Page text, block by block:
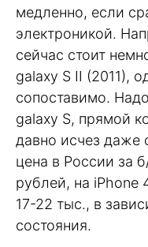
медленно, если
электроникой.
сейчас стоит
galaxy S II (2011),
сопоставимо.
galaxy S, прямой
давно исчез даже
цена в России за
рублей, на
17-22 тыс., в
состояния.